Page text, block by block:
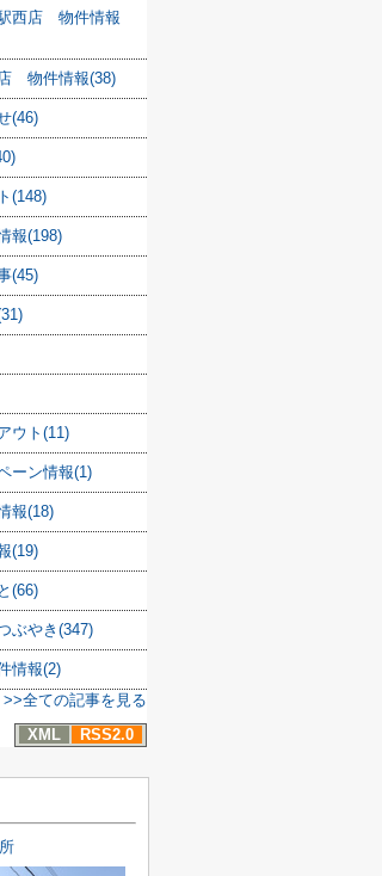
西店 物件情報
物件情報(38)
(46)
(148)
報(198)
(45)
ウト(11)
ーン情報(1)
報(18)
(19)
(66)
ぶやき(347)
情報(2)
>>全ての記事を見る
XML
RSS2.0